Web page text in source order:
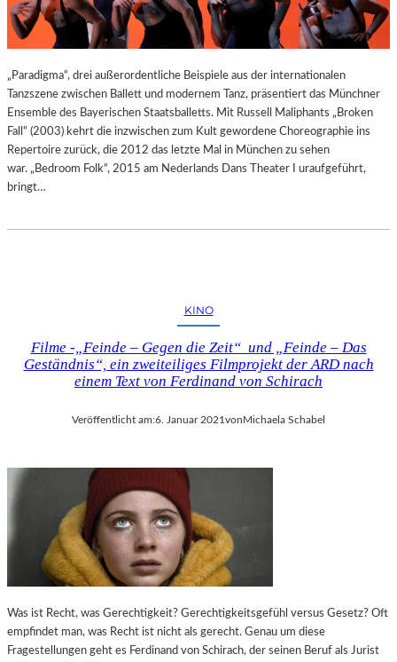
„Paradigma“, drei außerordentliche Beispiele aus der internationalen
Tanzszene zwischen Ballett und modernem Tanz, präsentiert das Münchner
Ensemble des Bayerischen Staatsballetts. Mit Russell Maliphants „Broken
Fall“ (2003) kehrt die inzwischen zum Kult gewordene Choreographie ins
Repertoire zurück, die 2012 das letzte Mal in München zu sehen
war. „Bedroom Folk“, 2015 am Nederlands Dans Theater I uraufgeführt,
bringt…
KINO
Filme -„Feinde – Gegen die Zeit“ und „Feinde – Das
Geständnis“, ein zweiteiliges Filmprojekt der ARD nach
einem Text von Ferdinand von Schirach
Veröffentlicht am:6. Januar 2021vonMichaela Schabel
Was ist Recht, was Gerechtigkeit? Gerechtigkeitsgefühl versus Gesetz? Oft
empfindet man, was Recht ist nicht als gerecht. Genau um diese
Fragestellungen geht es Ferdinand von Schirach, der seinen Beruf als Jurist